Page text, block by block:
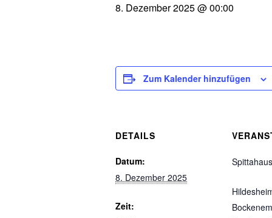
8. Dezember 2025 @ 00:00
Zum Kalender hinzufügen
DETAILS
Datum:
8. Dezember 2025
Zeit:
Spittahaus
Bockenem